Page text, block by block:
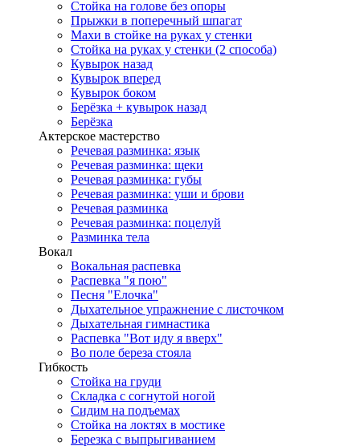
Стойка на голове без опоры
Прыжки в поперечный шпагат
Махи в стойке на руках у стенки
Стойка на руках у стенки (2 способа)
Кувырок назад
Кувырок вперед
Кувырок боком
Берёзка + кувырок назад
Берёзка
Актерское мастерство
Речевая разминка: язык
Речевая разминка: щеки
Речевая разминка: губы
Речевая разминка: уши и брови
Речевая разминка
Речевая разминка: поцелуй
Разминка тела
Вокал
Вокальная распевка
Распевка "я пою"
Песня "Елочка"
Дыхательное упражнение с листочком
Дыхательная гимнастика
Распевка "Вот иду я вверх"
Во поле береза стояла
Гибкость
Стойка на груди
Складка с согнутой ногой
Сидим на подъемах
Стойка на локтях в мостике
Березка с выпрыгиванием